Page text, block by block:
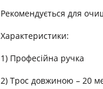
Рекомендується для
Характеристики:
1) Професійна ручка
2) Трос довжиною – 20